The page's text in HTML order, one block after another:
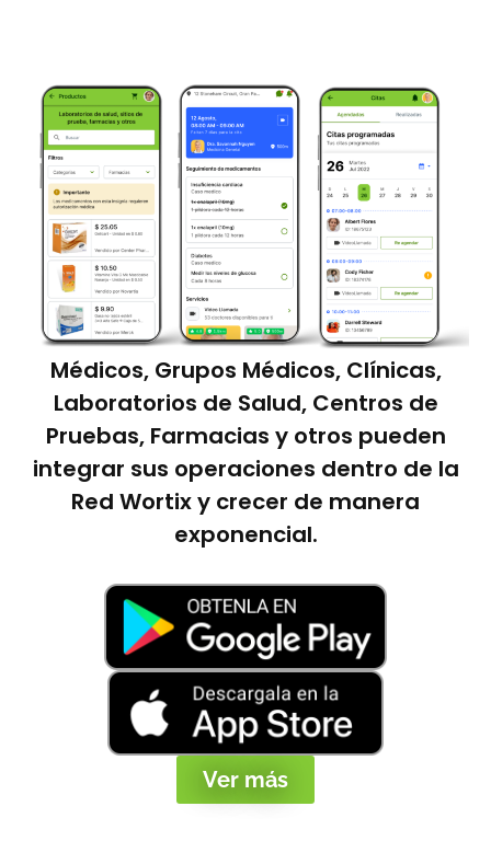
Médicos, Grupos Médicos, Clínicas,
Laboratorios de Salud, Centros de
Pruebas, Farmacias y otros pueden
integrar sus operaciones dentro de la
Red Wortix y crecer de manera
exponencial.
Ver más